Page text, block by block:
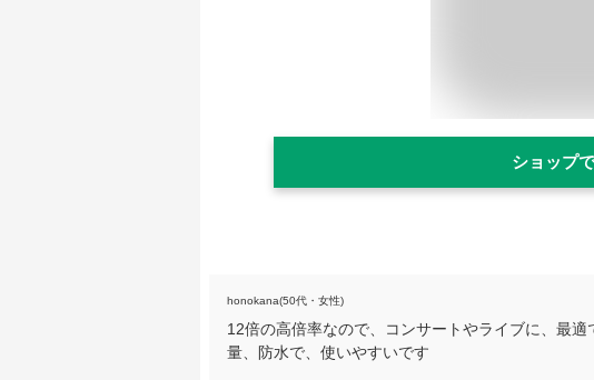
ショップ
honokana(50代・女性)
12倍の高倍率なので、コンサートやライブに、最
量、防水で、使いやすいです